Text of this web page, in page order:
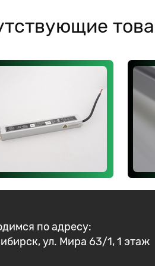
по адресу:
ул. Мира 63/1, 1 этаж